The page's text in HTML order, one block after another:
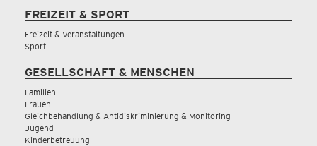
FREIZEIT & SPORT
Freizeit & Veranstaltungen
Sport
GESELLSCHAFT & MENSCHEN
Familien
Frauen
Gleichbehandlung & Antidiskriminierung & Monitoring
Jugend
Kinderbetreuung